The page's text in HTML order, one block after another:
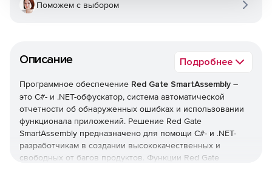
Описание Подробнее
Программное обеспечение Red Gate SmartAssembly –
это С#- и .NET-обфускатор, система автоматической
отчетности об обнаруженных ошибках и использовании
функционала приложений. Решение Red Gate
SmartAssembly предназначено для помощи С#- и .NET-
разработчикам в создании высококачественных и
свободных от багов продуктов. Функции Red Gate
Поможем с выбором